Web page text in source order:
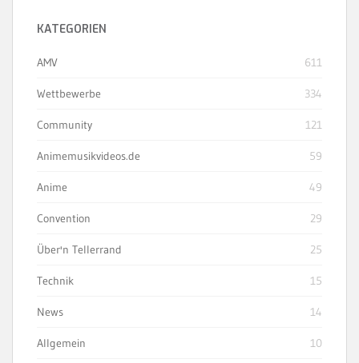
KATEGORIEN
AMV 611
Wettbewerbe 334
Community 121
Animemusikvideos.de 59
Anime 49
Convention 29
Über'n Tellerrand 25
Technik 15
News 14
Allgemein 10